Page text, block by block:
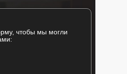
чтобы мы могли